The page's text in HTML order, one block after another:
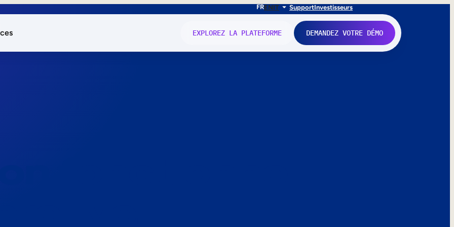
FRENIT SupportInvestisseurs
EXPLOREZ LA PLATEFORME DEMANDEZ VOTRE DÉMO